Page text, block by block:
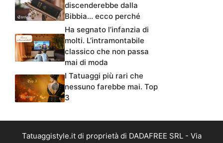
discenderebbe dalla
Bibbia… ecco perché
Ha segnato l’infanzia di
molti. L’intramontabile
classico che non passa
mai di moda
I Tatuaggi più rari che
nessuno farebbe mai. Top
3
Tatuaggistyle.it di proprietà di DADAFREE SRL - Via